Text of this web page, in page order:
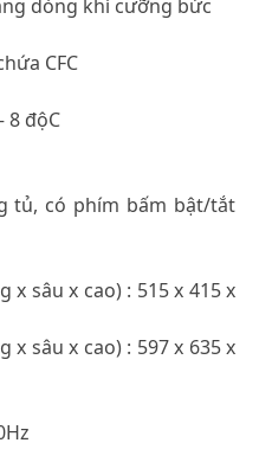
dòng khí cưỡng bức
CFC
8 độC
tủ, có phím bấm bật/tắt
sâu x cao) : 515 x 415 x
sâu x cao) : 597 x 635 x